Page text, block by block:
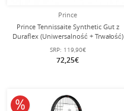
Prince
Prince Tennissaite Synthetic Gut z
Duraflex (Uniwersalność + Trwałość)
SRP: 119,90€
72,25€
10% obniżone